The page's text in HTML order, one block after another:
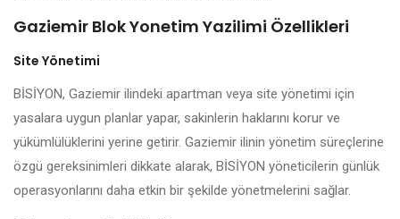
Gaziemir Blok Yonetim Yazilimi Özellikleri
Site Yönetimi
BİSİYON, Gaziemir ilindeki apartman veya site yönetimi için
yasalara uygun planlar yapar, sakinlerin haklarını korur ve
yükümlülüklerini yerine getirir. Gaziemir ilinin yönetim süreçlerine
özgü gereksinimleri dikkate alarak, BİSİYON yöneticilerin günlük
operasyonlarını daha etkin bir şekilde yönetmelerini sağlar.